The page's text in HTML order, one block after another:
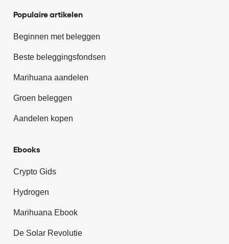
Populaire artikelen
Beginnen met beleggen
Beste beleggingsfondsen
Marihuana aandelen
Groen beleggen
Aandelen kopen
Ebooks
Crypto Gids
Hydrogen
Marihuana Ebook
De Solar Revolutie